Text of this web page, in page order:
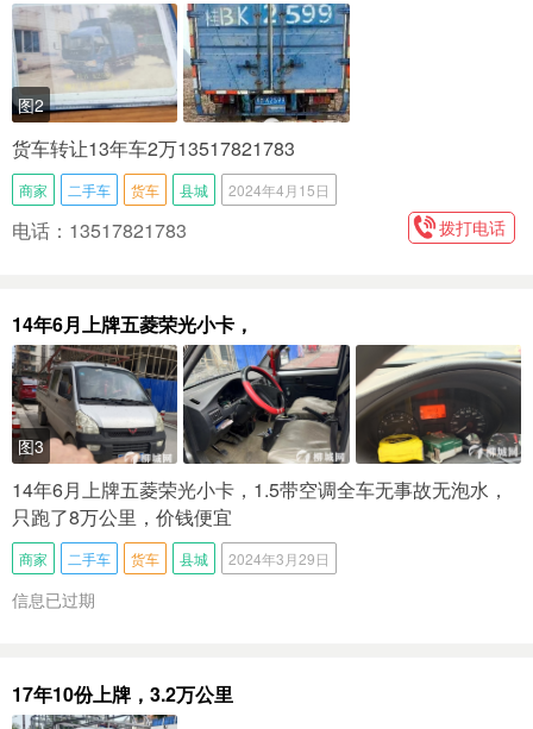
图2
货车转让13年车2万13517821783
商家 二手车 货车 县城 2024年4月15日
电话：13517821783 拨打电话
14年6月上牌五菱荣光小卡，
图3
14年6月上牌五菱荣光小卡，1.5带空调全车无事故无泡水，
只跑了8万公里，价钱便宜
商家 二手车 货车 县城 2024年3月29日
信息已过期
17年10份上牌，3.2万公里